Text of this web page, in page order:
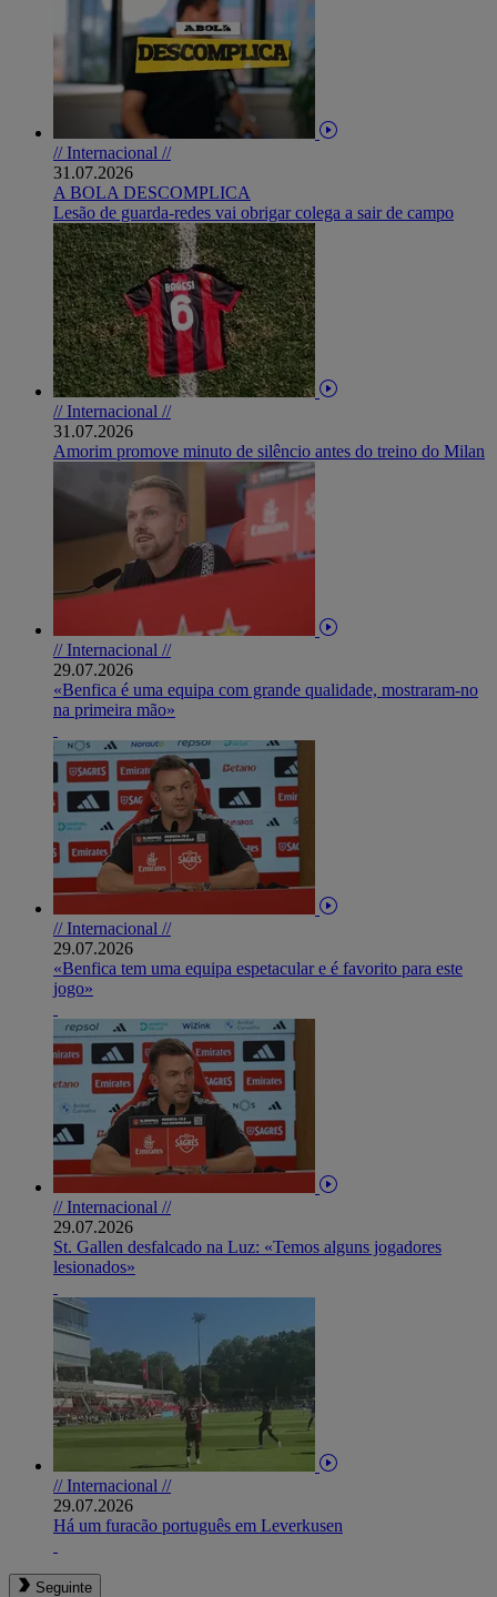
// Internacional //
31.07.2026
A BOLA DESCOMPLICA
Lesão de guarda-redes vai obrigar colega a sair de campo
// Internacional //
31.07.2026
Amorim promove minuto de silêncio antes do treino do Milan
// Internacional //
29.07.2026
«Benfica é uma equipa com grande qualidade, mostraram-no
na primeira mão»
// Internacional //
29.07.2026
«Benfica tem uma equipa espetacular e é favorito para este
jogo»
// Internacional //
29.07.2026
St. Gallen desfalcado na Luz: «Temos alguns jogadores
lesionados»
// Internacional //
29.07.2026
Há um furacão português em Leverkusen
Seguinte